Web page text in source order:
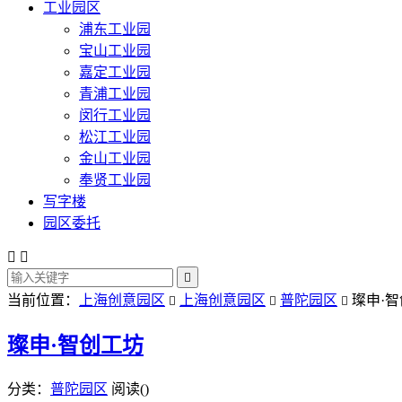
工业园区
浦东工业园
宝山工业园
嘉定工业园
青浦工业园
闵行工业园
松江工业园
金山工业园
奉贤工业园
写字楼
园区委托
 

当前位置： 上海创意园区  上海创意园区  普陀园区  璨申·
璨申·智创工坊
分类： 普陀园区 阅读()